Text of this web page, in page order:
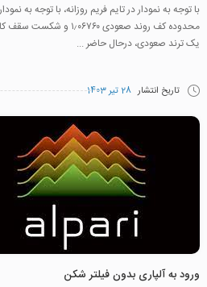
با توجه به نمودار در تایم فریم روزانه، با توجه به
یک ترند صعودی، درحال حاضر ...
تاریخ انتشار 28 تیر 1403
ورود به آلپاری بدون فیلتر شکن